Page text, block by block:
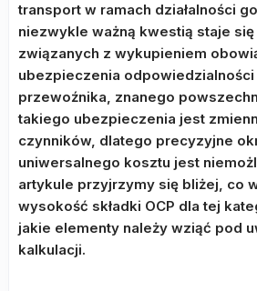
transport w ramach działalności
niezwykle ważną kwestią staje
związanych z wykupieniem
ubezpieczenia
przewoźnika, znanego
takiego ubezpieczenia jest
czynników, dlatego precyzyjne
uniwersalnego kosztu jest
artykule przyjrzymy się bliżej, co
wysokość składki OCP dla tej
jakie elementy należy wziąć pod
kalkulacji.